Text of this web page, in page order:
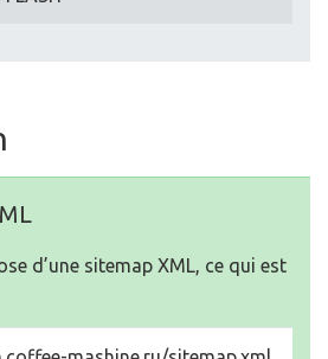
d’une sitemap XML, ce qui est